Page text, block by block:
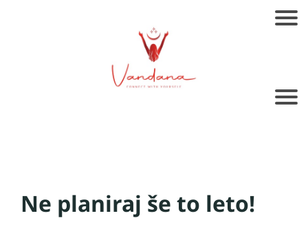
Ne planiraj še to leto!